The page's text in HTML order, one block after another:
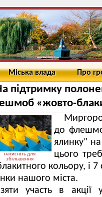
Міська влада Про
підтримку
«жовто-
натисніть для
збільшення
до
ялинку"
цього
кольору, і
нашого міста.
участь в